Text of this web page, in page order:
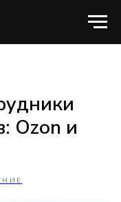
Ozon и